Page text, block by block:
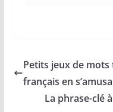
Petits jeux de
français en
La phrase-clé